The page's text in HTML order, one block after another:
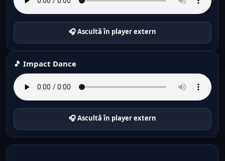
🎧 Ascultă în player extern
🎵 Impact Dance
🎧 Ascultă în player extern